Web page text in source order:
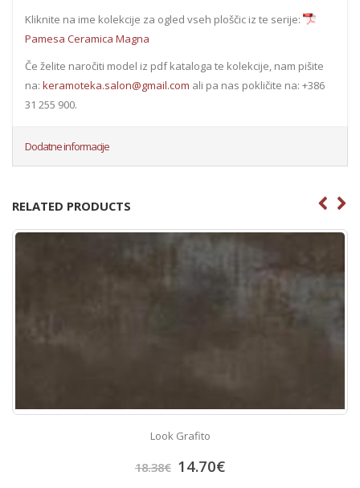
Kliknite na ime kolekcije za ogled vseh ploščic iz te serije:
Pamesa Ceramica Magna
Če želite naročiti model iz pdf kataloga te kolekcije, nam pišite
na: keramoteka.salon@gmail.com ali pa nas pokličite na: +386
31 255 900.
Dodatne informacije
RELATED PRODUCTS
Look Grafito
18.38€ 14.70€